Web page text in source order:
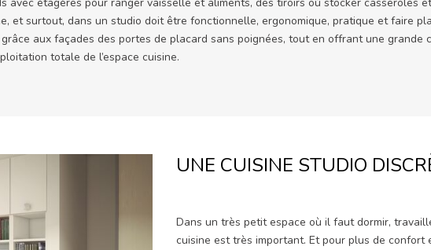
avec étagères pour ranger vaisselle et aliments, des tiroirs où stocker casseroles
et surtout, dans un studio doit être fonctionnelle, ergonomique, pratique et faire
aux façades des portes de placard sans poignées, tout en offrant une grande
totale de l’espace cuisine.
UNE CUISINE STUDIO
Dans un très petit espace où il faut dormir,
cuisine est très important. Et pour plus de confort